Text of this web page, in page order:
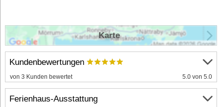
Kundenbewertungen
von 3 Kunden bewertet 5.0 von 5.0
Ferienhaus-Ausstattung
Karte